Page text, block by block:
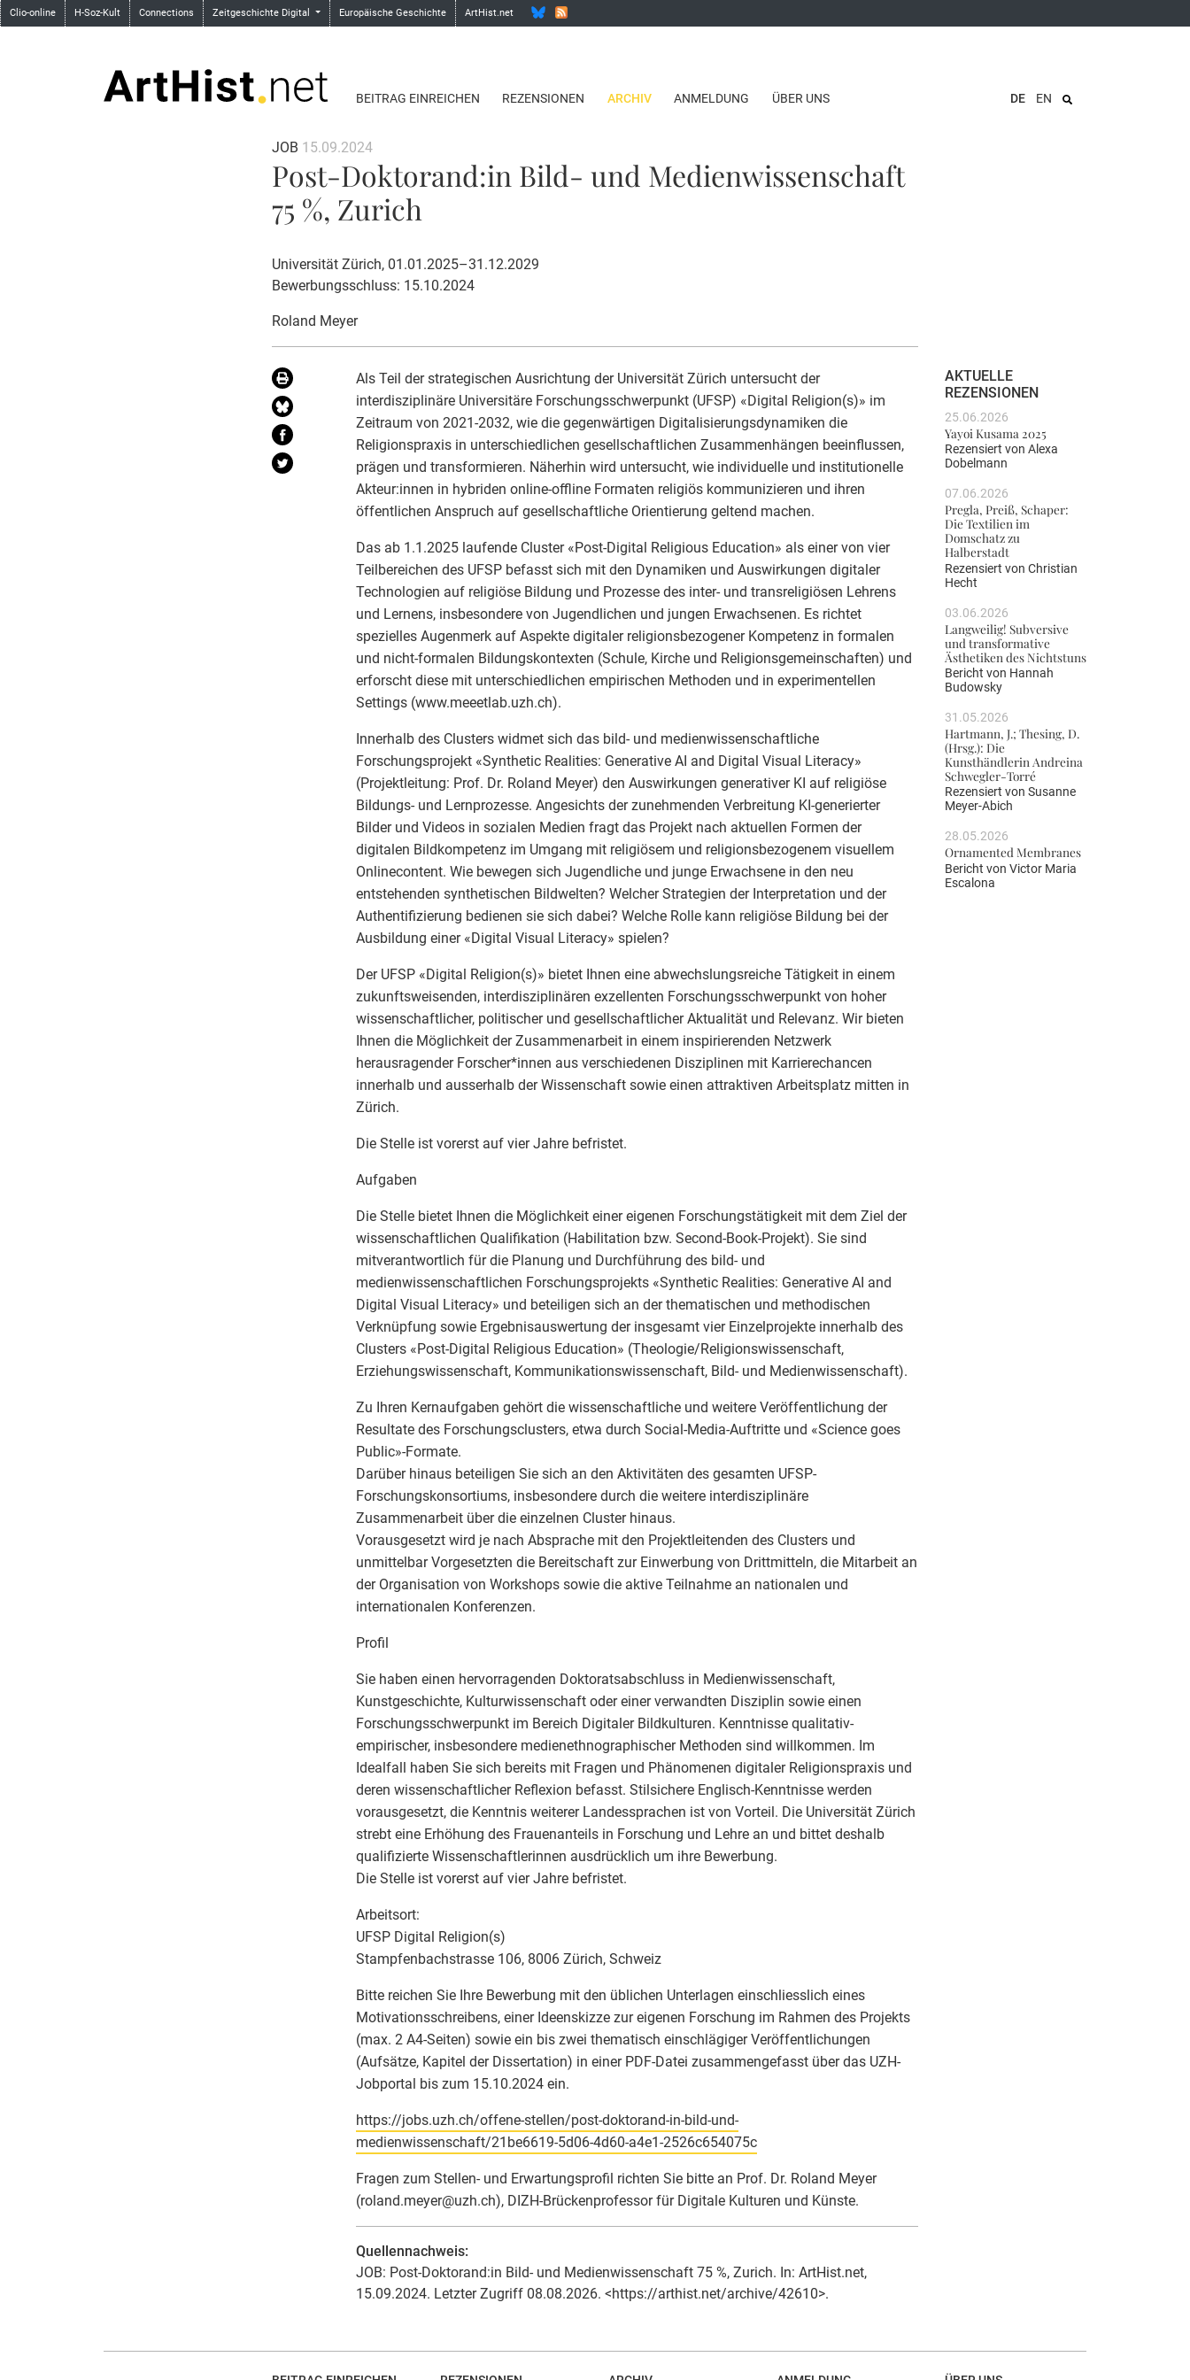
Clio-online H-Soz-Kult Connections Zeitgeschichte Digital Europäische Geschichte ArtHist.net
BEITRAG EINREICHEN REZENSIONEN ARCHIV ANMELDUNG ÜBER UNS DE EN
JOB 15.09.2024
Post-Doktorand:in Bild- und Medienwissenschaft
75 %, Zurich
Universität Zürich, 01.01.2025–31.12.2029
Bewerbungsschluss: 15.10.2024
Roland Meyer
Als Teil der strategischen Ausrichtung der Universität Zürich untersucht der
interdisziplinäre Universitäre Forschungsschwerpunkt (UFSP) «Digital Religion(s)» im
Zeitraum von 2021-2032, wie die gegenwärtigen Digitalisierungsdynamiken die
Religionspraxis in unterschiedlichen gesellschaftlichen Zusammenhängen beeinflussen,
prägen und transformieren. Näherhin wird untersucht, wie individuelle und institutionelle
Akteur:innen in hybriden online-offline Formaten religiös kommunizieren und ihren
öffentlichen Anspruch auf gesellschaftliche Orientierung geltend machen.
Das ab 1.1.2025 laufende Cluster «Post-Digital Religious Education» als einer von vier
Teilbereichen des UFSP befasst sich mit den Dynamiken und Auswirkungen digitaler
Technologien auf religiöse Bildung und Prozesse des inter- und transreligiösen Lehrens
und Lernens, insbesondere von Jugendlichen und jungen Erwachsenen. Es richtet
spezielles Augenmerk auf Aspekte digitaler religionsbezogener Kompetenz in formalen
und nicht-formalen Bildungskontexten (Schule, Kirche und Religionsgemeinschaften) und
erforscht diese mit unterschiedlichen empirischen Methoden und in experimentellen
Settings (www.meeetlab.uzh.ch).
Innerhalb des Clusters widmet sich das bild- und medienwissenschaftliche
Forschungsprojekt «Synthetic Realities: Generative AI and Digital Visual Literacy»
(Projektleitung: Prof. Dr. Roland Meyer) den Auswirkungen generativer KI auf religiöse
Bildungs- und Lernprozesse. Angesichts der zunehmenden Verbreitung KI-generierter
Bilder und Videos in sozialen Medien fragt das Projekt nach aktuellen Formen der
digitalen Bildkompetenz im Umgang mit religiösem und religionsbezogenem visuellem
Onlinecontent. Wie bewegen sich Jugendliche und junge Erwachsene in den neu
entstehenden synthetischen Bildwelten? Welcher Strategien der Interpretation und der
Authentifizierung bedienen sie sich dabei? Welche Rolle kann religiöse Bildung bei der
Ausbildung einer «Digital Visual Literacy» spielen?
Der UFSP «Digital Religion(s)» bietet Ihnen eine abwechslungsreiche Tätigkeit in einem
zukunftsweisenden, interdisziplinären exzellenten Forschungsschwerpunkt von hoher
wissenschaftlicher, politischer und gesellschaftlicher Aktualität und Relevanz. Wir bieten
Ihnen die Möglichkeit der Zusammenarbeit in einem inspirierenden Netzwerk
herausragender Forscher*innen aus verschiedenen Disziplinen mit Karrierechancen
innerhalb und ausserhalb der Wissenschaft sowie einen attraktiven Arbeitsplatz mitten in
Zürich.
Die Stelle ist vorerst auf vier Jahre befristet.
Aufgaben
Die Stelle bietet Ihnen die Möglichkeit einer eigenen Forschungstätigkeit mit dem Ziel der
wissenschaftlichen Qualifikation (Habilitation bzw. Second-Book-Projekt). Sie sind
mitverantwortlich für die Planung und Durchführung des bild- und
medienwissenschaftlichen Forschungsprojekts «Synthetic Realities: Generative AI and
Digital Visual Literacy» und beteiligen sich an der thematischen und methodischen
Verknüpfung sowie Ergebnisauswertung der insgesamt vier Einzelprojekte innerhalb des
Clusters «Post-Digital Religious Education» (Theologie/Religionswissenschaft,
Erziehungswissenschaft, Kommunikationswissenschaft, Bild- und Medienwissenschaft).
Zu Ihren Kernaufgaben gehört die wissenschaftliche und weitere Veröffentlichung der
Resultate des Forschungsclusters, etwa durch Social-Media-Auftritte und «Science goes
Public»-Formate.
Darüber hinaus beteiligen Sie sich an den Aktivitäten des gesamten UFSP-
Forschungskonsortiums, insbesondere durch die weitere interdisziplinäre
Zusammenarbeit über die einzelnen Cluster hinaus.
Vorausgesetzt wird je nach Absprache mit den Projektleitenden des Clusters und
unmittelbar Vorgesetzten die Bereitschaft zur Einwerbung von Drittmitteln, die Mitarbeit an
der Organisation von Workshops sowie die aktive Teilnahme an nationalen und
internationalen Konferenzen.
Profil
Sie haben einen hervorragenden Doktoratsabschluss in Medienwissenschaft,
Kunstgeschichte, Kulturwissenschaft oder einer verwandten Disziplin sowie einen
Forschungsschwerpunkt im Bereich Digitaler Bildkulturen. Kenntnisse qualitativ-
empirischer, insbesondere medienethnographischer Methoden sind willkommen. Im
Idealfall haben Sie sich bereits mit Fragen und Phänomenen digitaler Religionspraxis und
deren wissenschaftlicher Reflexion befasst. Stilsichere Englisch-Kenntnisse werden
vorausgesetzt, die Kenntnis weiterer Landessprachen ist von Vorteil. Die Universität Zürich
strebt eine Erhöhung des Frauenanteils in Forschung und Lehre an und bittet deshalb
qualifizierte Wissenschaftlerinnen ausdrücklich um ihre Bewerbung.
Die Stelle ist vorerst auf vier Jahre befristet.
Arbeitsort:
UFSP Digital Religion(s)
Stampfenbachstrasse 106, 8006 Zürich, Schweiz
Bitte reichen Sie Ihre Bewerbung mit den üblichen Unterlagen einschliesslich eines
Motivationsschreibens, einer Ideenskizze zur eigenen Forschung im Rahmen des Projekts
(max. 2 A4-Seiten) sowie ein bis zwei thematisch einschlägiger Veröffentlichungen
(Aufsätze, Kapitel der Dissertation) in einer PDF-Datei zusammengefasst über das UZH-
Jobportal bis zum 15.10.2024 ein.
https://jobs.uzh.ch/offene-stellen/post-doktorand-in-bild-und-
medienwissenschaft/21be6619-5d06-4d60-a4e1-2526c654075c
Fragen zum Stellen- und Erwartungsprofil richten Sie bitte an Prof. Dr. Roland Meyer
(roland.meyer@uzh.ch), DIZH-Brückenprofessor für Digitale Kulturen und Künste.
Quellennachweis:
JOB: Post-Doktorand:in Bild- und Medienwissenschaft 75 %, Zurich. In: ArtHist.net,
15.09.2024. Letzter Zugriff 08.08.2026. <https://arthist.net/archive/42610>.
AKTUELLE
REZENSIONEN
25.06.2026
Yayoi Kusama 2025
Rezensiert von Alexa
Dobelmann
07.06.2026
Pregla, Preiß, Schaper:
Die Textilien im
Domschatz zu
Halberstadt
Rezensiert von Christian
Hecht
03.06.2026
Langweilig! Subversive
und transformative
Ästhetiken des Nichtstuns
Bericht von Hannah
Budowsky
31.05.2026
Hartmann, J.; Thesing, D.
(Hrsg.): Die
Kunsthändlerin Andreina
Schwegler-Torré
Rezensiert von Susanne
Meyer-Abich
28.05.2026
Ornamented Membranes
Bericht von Victor Maria
Escalona